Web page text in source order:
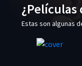
¿Películas
Estas son algunas